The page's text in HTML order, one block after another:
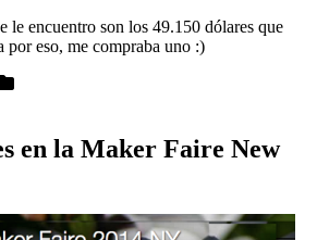
le encuentro son los 49.150 dólares que
por eso, me compraba uno :)
en la Maker Faire New